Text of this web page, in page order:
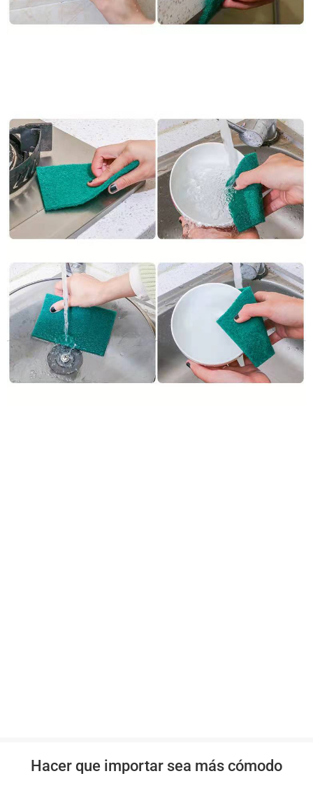
Hacer que importar sea más cómodo